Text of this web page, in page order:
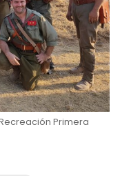
Primera